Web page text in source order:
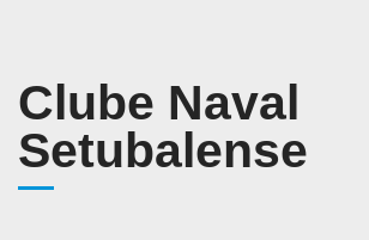
Clube Naval
Setubalense